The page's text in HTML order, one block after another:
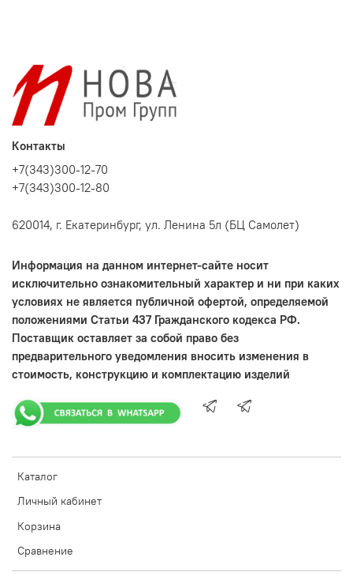
Каталог
Личный кабинет
Корзина
Сравнение
Контакты
+7(343)300-12-70
+7(343)300-12-80
620014, г. Екатеринбург, ул. Ленина 5л (БЦ Самолет)
Информация на данном интернет-сайте носит
исключительно ознакомительный характер и ни при каких
условиях не является публичной офертой, определяемой
положениями Статьи 437 Гражданского кодекса РФ.
Поставщик оставляет за собой право без
предварительного уведомления вносить изменения в
стоимость, конструкцию и комплектацию изделий